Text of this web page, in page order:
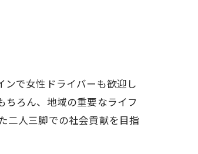
で女性ドライバーも歓迎し
ろん、地域の重要なライフ
二人三脚での社会貢献を目指